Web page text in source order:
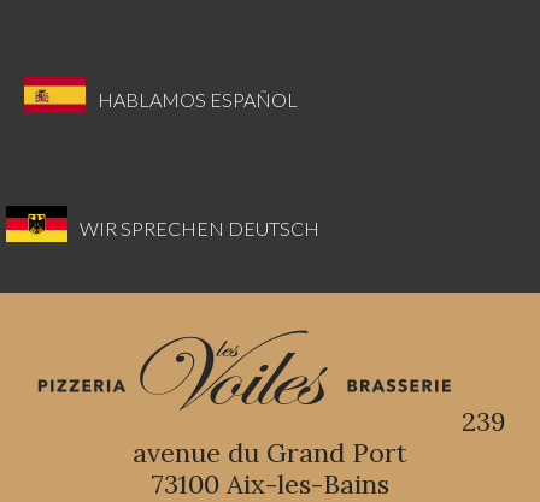
HABLAMOS ESPAÑOL
WIR SPRECHEN DEUTSCH
239
avenue du Grand Port
73100 Aix-les-Bains